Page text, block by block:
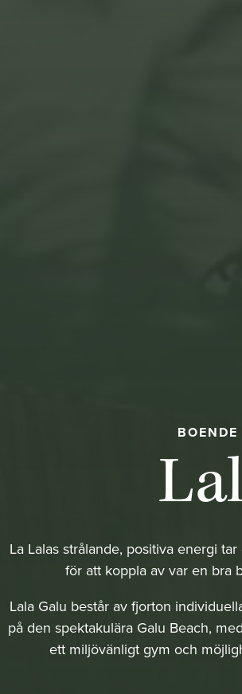
La Lalas strålande, positiva energi
för att koppla av var en bra
Lala Galu består av fjorton
på den spektakulära Galu Beach,
ett miljövänligt gym och